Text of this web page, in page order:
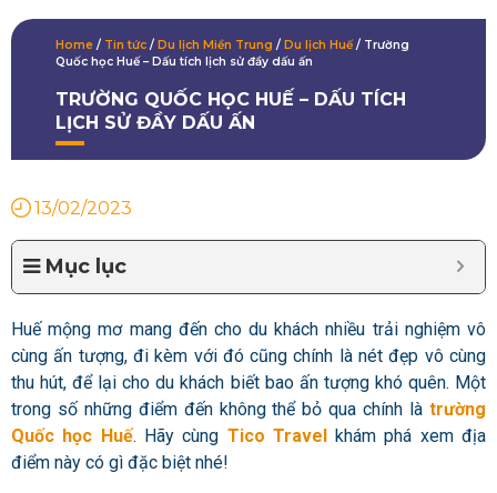
Home / Tin tức / Du lịch Miền Trung / Du lịch Huế / Trường
Quốc học Huế – Dấu tích lịch sử đầy dấu ấn
TRƯỜNG QUỐC HỌC HUẾ – DẤU TÍCH
LỊCH SỬ ĐẦY DẤU ẤN
13/02/2023
Mục lục
Huế mộng mơ mang đến cho du khách nhiều trải nghiệm vô
cùng ấn tượng, đi kèm với đó cũng chính là nét đẹp vô cùng
thu hút, để lại cho du khách biết bao ấn tượng khó quên. Một
trong số những điểm đến không thể bỏ qua chính là trường
Quốc học Huế. Hãy cùng Tico Travel
khám phá xem địa
điểm này có gì đặc biệt nhé!